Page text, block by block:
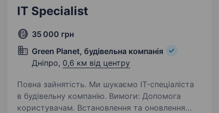
IT Specialist
35 000 грн
Green Planet, будівельна компанія
Дніпро, 0,6 км від центру
Повна зайнятість. Ми шукаємо IT-спеціаліста
в будівельну компанію. Вимоги: Допомога
користувачам. Встановлення та оновлення